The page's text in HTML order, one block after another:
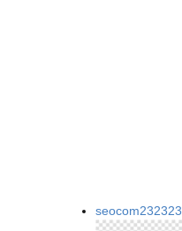
seocom232323